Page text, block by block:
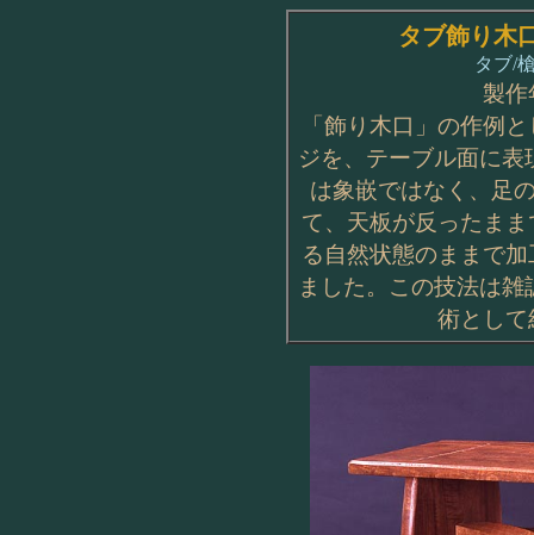
タブ飾り木
タブ/
製作
「飾り木口」の作例
ジを、テーブル面に
は象嵌ではなく、足
て、天板が反ったま
る自然状態のままで
ました。この技法は雑
術として